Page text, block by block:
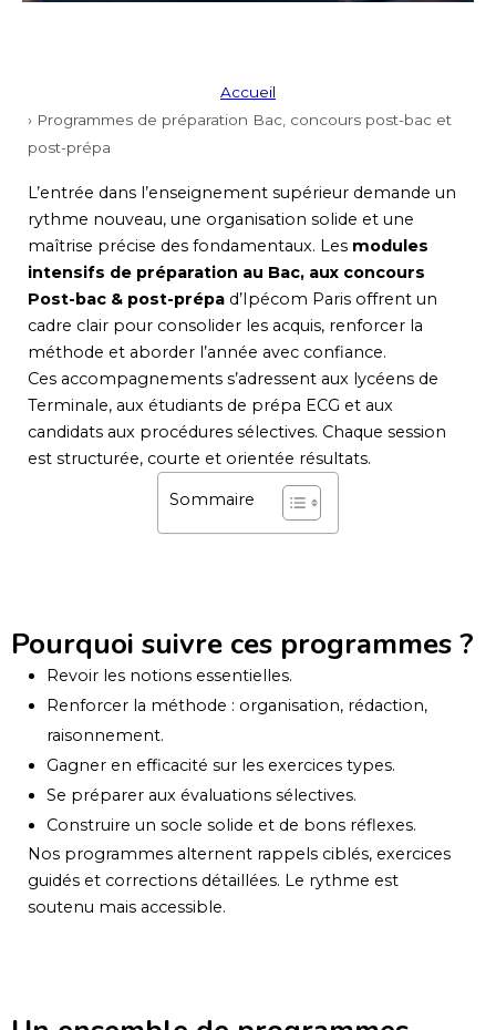
Accueil
› Programmes de préparation Bac, concours post-bac et
post-prépa
L’entrée dans l’enseignement supérieur demande un
rythme nouveau, une organisation solide et une
maîtrise précise des fondamentaux. Les modules
intensifs de préparation au Bac, aux concours
Post-bac & post-prépa d’Ipécom Paris offrent un
cadre clair pour consolider les acquis, renforcer la
méthode et aborder l’année avec confiance.
Ces accompagnements s’adressent aux lycéens de
Terminale, aux étudiants de prépa ECG et aux
candidats aux procédures sélectives. Chaque session
est structurée, courte et orientée résultats.
Sommaire
Pourquoi suivre ces programmes ?
Revoir les notions essentielles.
Renforcer la méthode : organisation, rédaction,
raisonnement.
Gagner en efficacité sur les exercices types.
Se préparer aux évaluations sélectives.
Construire un socle solide et de bons réflexes.
Nos programmes alternent rappels ciblés, exercices
guidés et corrections détaillées. Le rythme est
soutenu mais accessible.